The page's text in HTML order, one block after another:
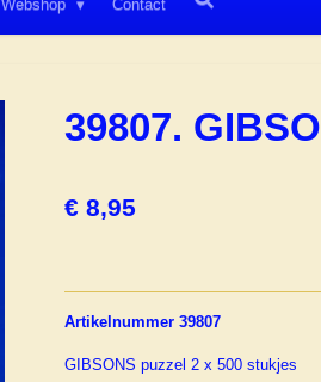
Webshop Contact
39807.
€ 8,95
Artikelnummer 39807
GIBSONS puzzel 2 x 500 stukjes